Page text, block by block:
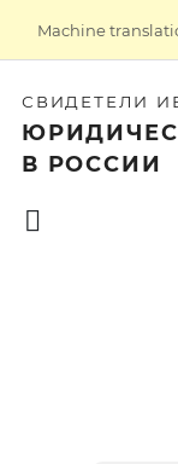
Machine
СВИДЕТЕЛИ
В РОССИИ